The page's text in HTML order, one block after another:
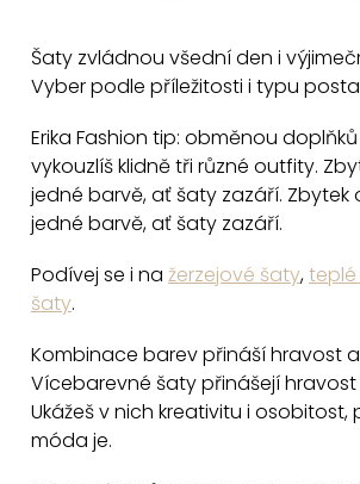
Šaty zvládnou všední den i
Vyber podle příležitosti i typu
Erika Fashion tip: obměnou
vykouzlíš klidně tři různé outfity.
jedné barvě, ať šaty zazáří. Zbytek
jedné barvě, ať šaty zazáří.
Podívej se i na žerzejové šaty,
šaty.
Kombinace barev přináší hravost
Vícebarevné šaty přinášejí hravost
Ukážeš v nich kreativitu i
móda je.